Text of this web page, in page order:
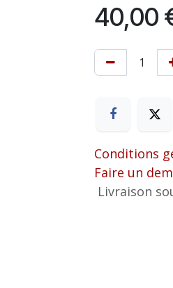
40,00
Conditions
Faire un
Livraison